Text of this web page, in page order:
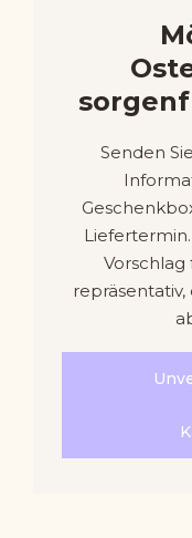
Senden
Vorschlag